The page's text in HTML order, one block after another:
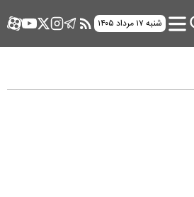
شنبه ۱۷ مرداد ۱۴۰۵